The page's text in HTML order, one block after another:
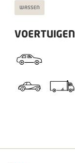
WASSEN
VOERTUIGEN